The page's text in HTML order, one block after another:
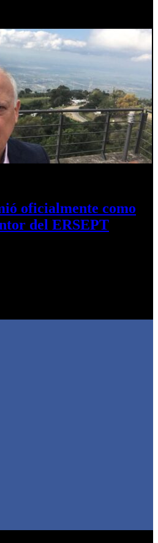
oficialmente como
del ERSEPT